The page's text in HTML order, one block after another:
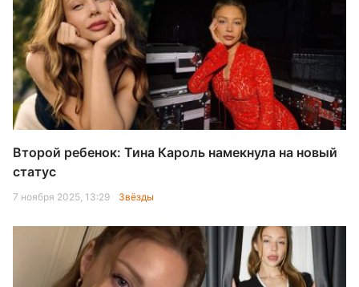
Второй ребенок: Тина Кароль намекнула на новый
статус
7 ноября 2025, 13:29 Звёзды